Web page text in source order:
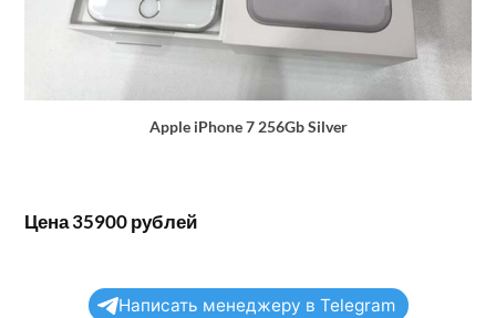
Apple iPhone 7 256Gb Silver
Цена 35900 рублей
Написать менеджеру в Telegram